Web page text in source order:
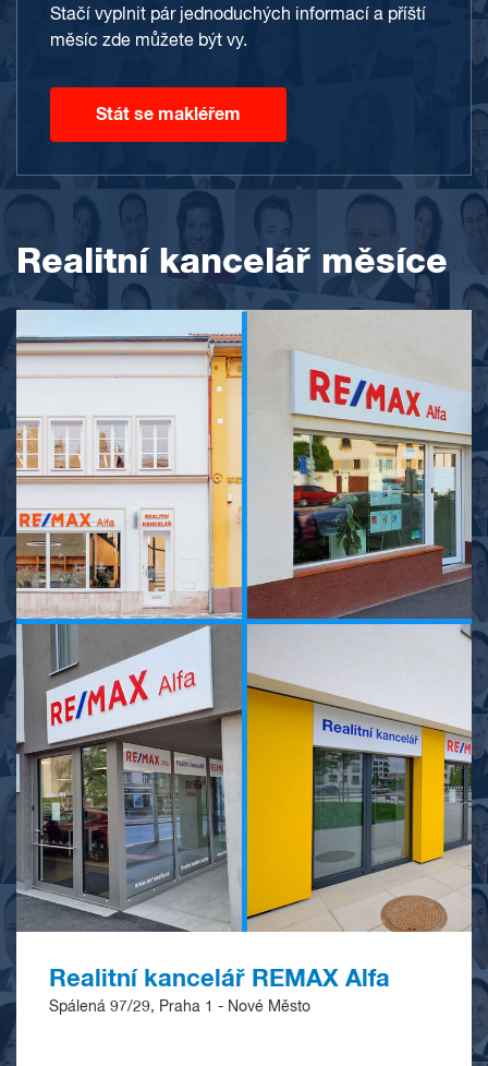
Stačí vyplnit pár jednoduchých informací a příští
měsíc zde můžete být vy.
Stát se makléřem
Realitní kancelář měsíce
Realitní kancelář REMAX Alfa
Spálená 97/29, Praha 1 - Nové Město